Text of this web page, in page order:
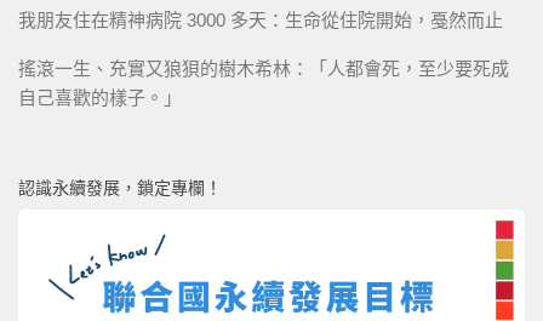
我朋友住在精神病院 3000 多天：生命從住院開始，戞然而止
搖滾一生、充實又狼狽的樹木希林：「人都會死，至少要死成
自己喜歡的樣子。」
認識永續發展，鎖定專欄！